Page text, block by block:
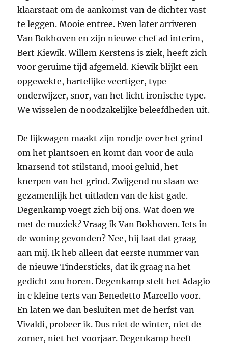
klaarstaat om de aankomst van de dichter vast
te leggen. Mooie entree. Even later arriveren
Van Bokhoven en zijn nieuwe chef ad interim,
Bert Kiewik. Willem Kerstens is ziek, heeft zich
voor geruime tijd afgemeld. Kiewik blijkt een
opgewekte, hartelijke veertiger, type
onderwijzer, snor, van het licht ironische type.
We wisselen de noodzakelijke beleefdheden uit.
De lijkwagen maakt zijn rondje over het grind
om het plantsoen en komt dan voor de aula
knarsend tot stilstand, mooi geluid, het
knerpen van het grind. Zwijgend nu slaan we
gezamenlijk het uitladen van de kist gade.
Degenkamp voegt zich bij ons. Wat doen we
met de muziek? Vraag ik Van Bokhoven. Iets in
de woning gevonden? Nee, hij laat dat graag
aan mij. Ik heb alleen dat eerste nummer van
de nieuwe Tindersticks, dat ik graag na het
gedicht zou horen. Degenkamp stelt het Adagio
in c kleine terts van Benedetto Marcello voor.
En laten we dan besluiten met de herfst van
Vivaldi, probeer ik. Dus niet de winter, niet de
zomer, niet het voorjaar. Degenkamp heeft